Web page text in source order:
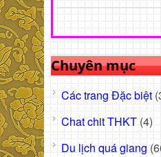
Chuyên mục
Các trang Đặc biệt
Chat chit THKT (4)
Du lịch quá giang